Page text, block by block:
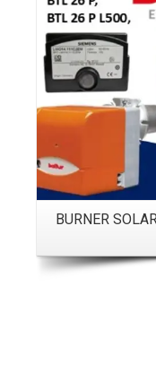
BURNER